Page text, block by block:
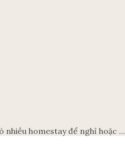
nhiều homestay để nghỉ hoặc ...